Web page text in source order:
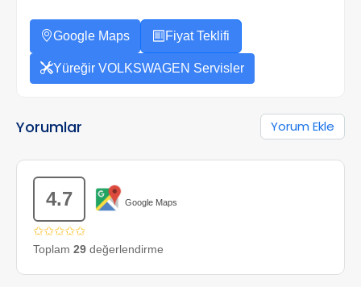
Google Maps Fiyat Teklifi
Yüreğir VOLKSWAGEN Servisler
Yorumlar Yorum Ekle
4.7 Google Maps
✩✩✩✩✩
Toplam 29 değerlendirme